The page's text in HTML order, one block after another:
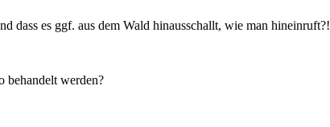
dass es ggf. aus dem Wald hinausschallt, wie man hineinruft?!
behandelt werden?